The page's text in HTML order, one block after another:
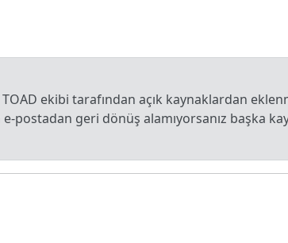
ekibi tarafından açık kaynaklardan
postadan geri dönüş alamıyorsanız başka